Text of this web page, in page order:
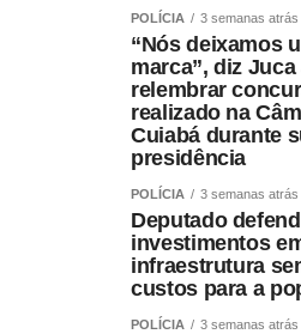
POLÍCIA 3 semanas atrás
“Nós deixamos
marca”, diz Juca
relembrar
realizado na
Cuiabá durante
presidência
POLÍCIA 3 semanas atrás
Deputado
investimentos
infraestrutura
custos para a
POLÍCIA 3 semanas atrás